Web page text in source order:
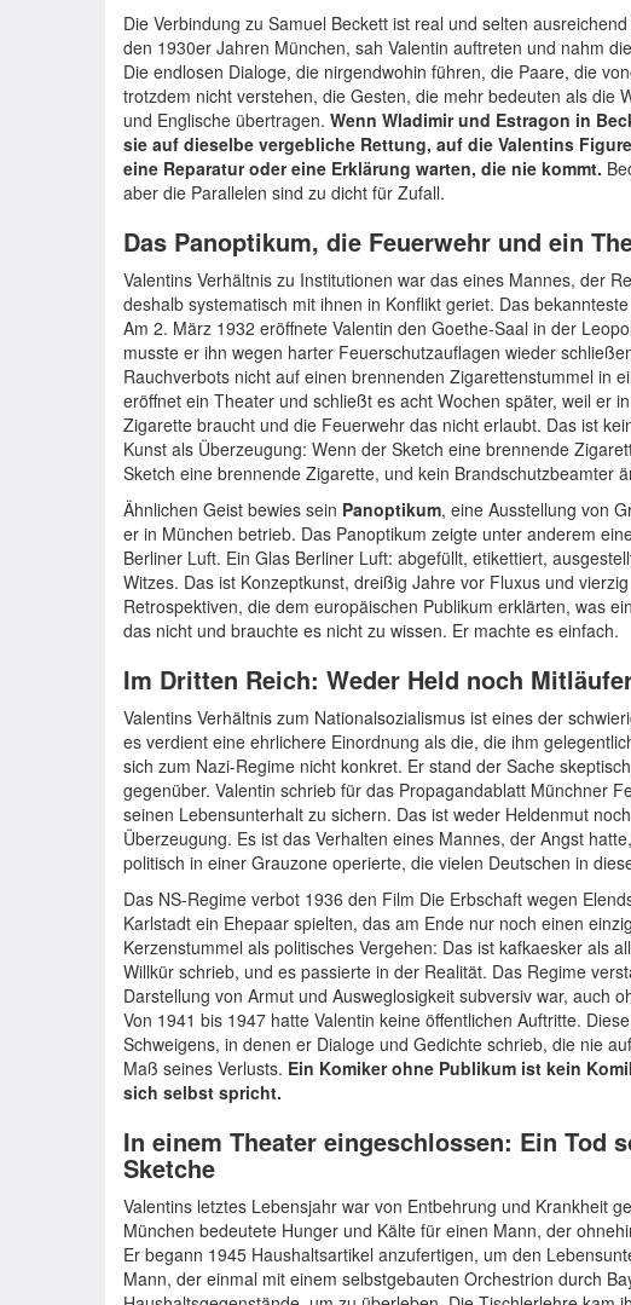
Die Verbindung zu Samuel Beckett ist real und selten
den 1930er Jahren München, sah Valentin auftreten und nahm
Die endlosen Dialoge, die nirgendwohin führen, die Paare, die
trotzdem nicht verstehen, die Gesten, die mehr bedeuten als die
und Englische übertragen. Wenn Wladimir und Estragon in
sie auf dieselbe vergebliche Rettung, auf die Valentins
eine Reparatur oder eine Erklärung warten, die nie kommt.
aber die Parallelen sind zu dicht für Zufall.
Das Panoptikum, die Feuerwehr und ein
Valentins Verhältnis zu Institutionen war das eines Mannes, der
deshalb systematisch mit ihnen in Konflikt geriet. Das
Am 2. März 1932 eröffnete Valentin den Goethe-Saal in der
musste er ihn wegen harter Feuerschutzauflagen wieder
Rauchverbots nicht auf einen brennenden Zigarettenstummel in
eröffnet ein Theater und schließt es acht Wochen später, weil er
Zigarette braucht und die Feuerwehr das nicht erlaubt. Das ist
Kunst als Überzeugung: Wenn der Sketch eine brennende
Sketch eine brennende Zigarette, und kein Brandschutzbeamter
Ähnlichen Geist bewies sein Panoptikum, eine Ausstellung von
er in München betrieb. Das Panoptikum zeigte unter anderem
Berliner Luft. Ein Glas Berliner Luft: abgefüllt, etikettiert,
Witzes. Das ist Konzeptkunst, dreißig Jahre vor Fluxus und
Retrospektiven, die dem europäischen Publikum erklärten, was
das nicht und brauchte es nicht zu wissen. Er machte es einfach.
Im Dritten Reich: Weder Held noch
Valentins Verhältnis zum Nationalsozialismus ist eines der
es verdient eine ehrlichere Einordnung als die, die ihm
sich zum Nazi-Regime nicht konkret. Er stand der Sache
gegenüber. Valentin schrieb für das Propagandablatt Münchner
seinen Lebensunterhalt zu sichern. Das ist weder Heldenmut
Überzeugung. Es ist das Verhalten eines Mannes, der Angst
politisch in einer Grauzone operierte, die vielen Deutschen in
Das NS-Regime verbot 1936 den Film Die Erbschaft wegen
Karlstadt ein Ehepaar spielten, das am Ende nur noch einen
Kerzenstummel als politisches Vergehen: Das ist kafkaesker als
Willkür schrieb, und es passierte in der Realität. Das Regime
Darstellung von Armut und Ausweglosigkeit subversiv war, auch
Von 1941 bis 1947 hatte Valentin keine öffentlichen Auftritte.
Schweigens, in denen er Dialoge und Gedichte schrieb, die nie
Maß seines Verlusts. Ein Komiker ohne Publikum ist kein
sich selbst spricht.
In einem Theater eingeschlossen: Ein Tod
Sketche
Valentins letztes Lebensjahr war von Entbehrung und Krankheit
München bedeutete Hunger und Kälte für einen Mann, der
Er begann 1945 Haushaltsartikel anzufertigen, um den
Mann, der einmal mit einem selbstgebauten Orchestrion durch